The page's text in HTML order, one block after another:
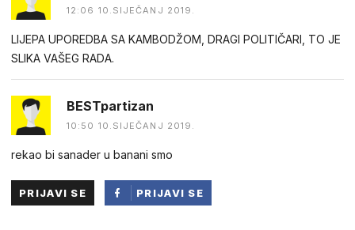
12:06 10.SIJEČANJ 2019.
LIJEPA UPOREDBA SA KAMBODŽOM, DRAGI POLITIČARI, TO JE
SLIKA VAŠEG RADA.
BESTpartizan
10:50 10.SIJEČANJ 2019.
rekao bi sanader u banani smo
PRIJAVI SE
PRIJAVI SE